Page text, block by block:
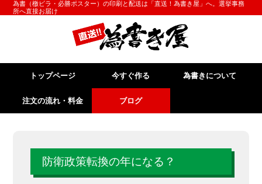
為書（檄ビラ・必勝ポスター）の印刷と配送は「直送！為書き屋」へ。選挙事務
所へ直接お届け
トップページ 今すぐ作る 為書きについて
注文の流れ・料金 ブログ
防衛政策転換の年になる？